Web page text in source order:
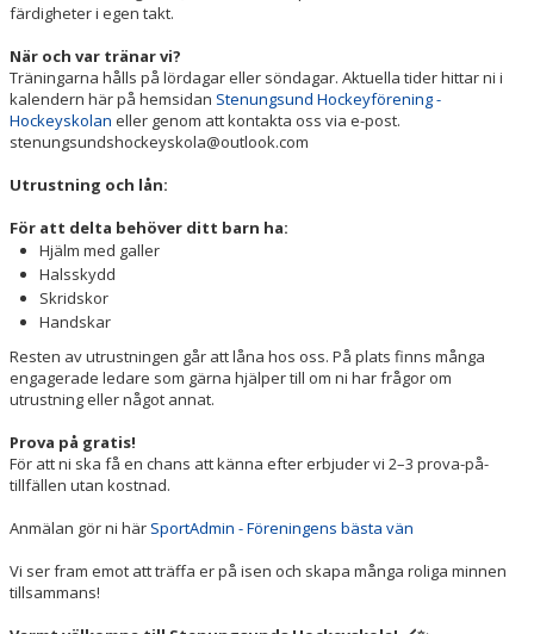
KONTAKT
färdigheter i egen takt.
När och var tränar vi?
Träningarna hålls på lördagar eller söndagar. Aktuella tider hittar ni i
kalendern här på hemsidan Stenungsund Hockeyförening -
Hockeyskolan eller genom att kontakta oss via e-post.
stenungsundshockeyskola@outlook.com
Utrustning och lån:
För att delta behöver ditt barn ha:
Hjälm med galler
Halsskydd
Skridskor
Handskar
Resten av utrustningen går att låna hos oss. På plats finns många
engagerade ledare som gärna hjälper till om ni har frågor om
utrustning eller något annat.
Prova på gratis!
För att ni ska få en chans att känna efter erbjuder vi 2–3 prova-på-
tillfällen utan kostnad.
Anmälan gör ni här SportAdmin - Föreningens bästa vän
Vi ser fram emot att träffa er på isen och skapa många roliga minnen
tillsammans!